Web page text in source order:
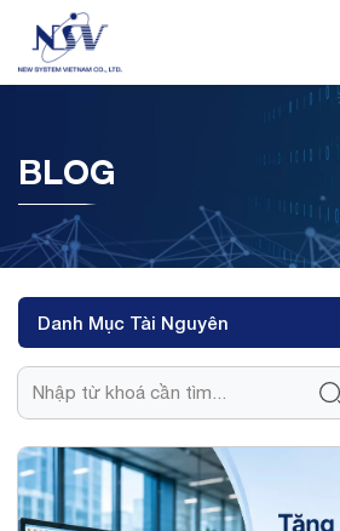
BLOG
Danh Mục Tài Nguyên